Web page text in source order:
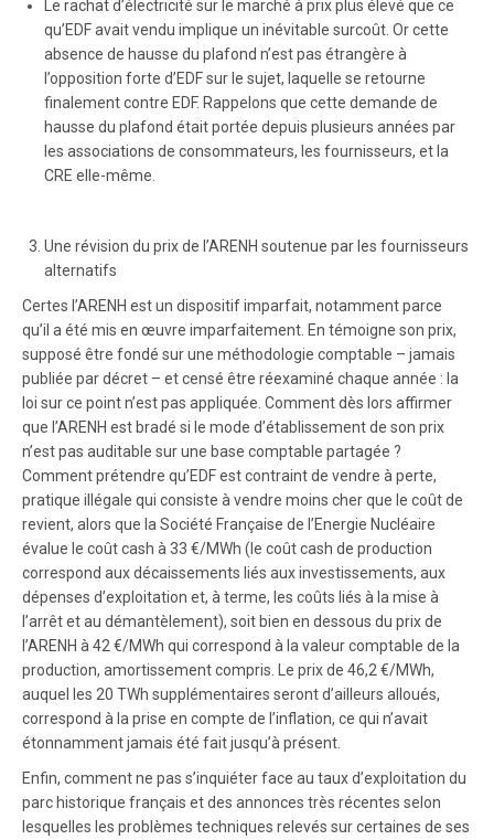
Le rachat d’électricité sur le marché à prix plus élevé que ce
qu’EDF avait vendu implique un inévitable surcoût. Or cette
absence de hausse du plafond n’est pas étrangère à
l’opposition forte d’EDF sur le sujet, laquelle se retourne
finalement contre EDF. Rappelons que cette demande de
hausse du plafond était portée depuis plusieurs années par
les associations de consommateurs, les fournisseurs, et la
CRE elle-même.
Une révision du prix de l’ARENH soutenue par les fournisseurs
alternatifs
Certes l’ARENH est un dispositif imparfait, notamment parce
qu’il a été mis en œuvre imparfaitement. En témoigne son prix,
supposé être fondé sur une méthodologie comptable – jamais
publiée par décret – et censé être réexaminé chaque année : la
loi sur ce point n’est pas appliquée. Comment dès lors affirmer
que l’ARENH est bradé si le mode d’établissement de son prix
n’est pas auditable sur une base comptable partagée ?
Comment prétendre qu’EDF est contraint de vendre à perte,
pratique illégale qui consiste à vendre moins cher que le coût de
revient, alors que la Société Française de l’Energie Nucléaire
évalue le coût cash à 33 €/MWh (le coût cash de production
correspond aux décaissements liés aux investissements, aux
dépenses d’exploitation et, à terme, les coûts liés à la mise à
l’arrêt et au démantèlement), soit bien en dessous du prix de
l’ARENH à 42 €/MWh qui correspond à la valeur comptable de la
production, amortissement compris. Le prix de 46,2 €/MWh,
auquel les 20 TWh supplémentaires seront d’ailleurs alloués,
correspond à la prise en compte de l’inflation, ce qui n’avait
étonnamment jamais été fait jusqu’à présent.
Enfin, comment ne pas s’inquiéter face au taux d’exploitation du
parc historique français et des annonces très récentes selon
lesquelles les problèmes techniques relevés sur certaines de ses